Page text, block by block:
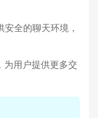
全的聊天环境，
为用户提供更多交